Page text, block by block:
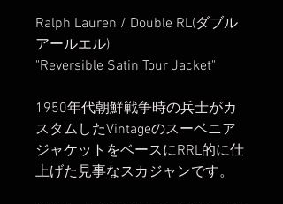
格
価
Ralph Lauren / Double RL(ダブル
アールエル)
"Reversible Satin Tour Jacket"
1950年代朝鮮戦争時の兵士がカ
スタムしたVintageのスーベニア
ジャケットをベースにRRL的に仕
上げた見事なスカジャンです。